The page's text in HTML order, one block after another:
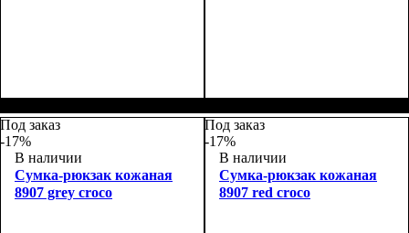
32*27*14
32*27*14
Под заказ
-17%
В наличии
Сумка-рюкзак кожаная
8907 grey croco
Под заказ
-17%
В наличии
Сумка-рюкзак кожаная
8907 red croco